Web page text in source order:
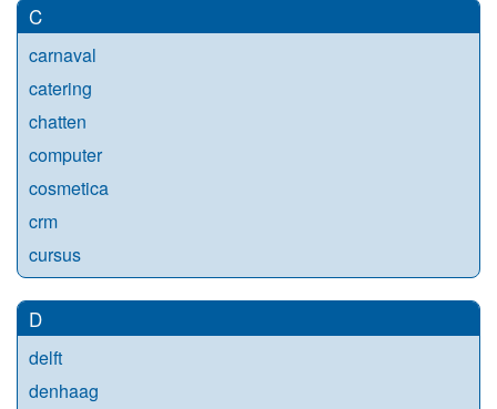
C
carnaval
catering
chatten
computer
cosmetica
crm
cursus
D
delft
denhaag